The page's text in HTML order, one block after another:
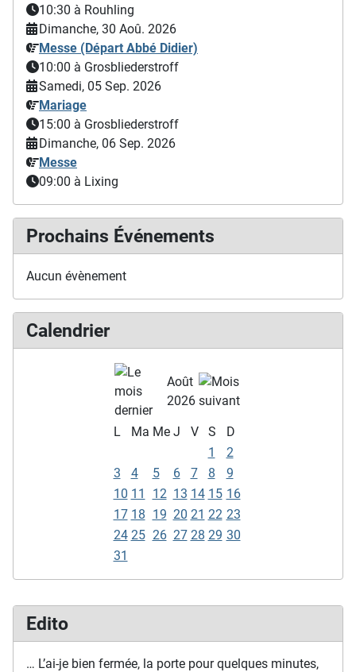
Edito
… L’ai-je bien fermée, la porte pour quelques minutes,
10:30 à Rouhling
Dimanche, 30 Aoû. 2026
Messe (Départ Abbé Didier)
10:00 à Grosbliederstroff
Samedi, 05 Sep. 2026
Mariage
15:00 à Grosbliederstroff
Dimanche, 06 Sep. 2026
Messe
09:00 à Lixing
Prochains Événements
Aucun évènement
Calendrier
Août
2026
L Ma Me J V S
D
1
2
3
4 5 6 7 8
9
10 11 12 13 14 15 16
17 18 19 20 21 22 23
24 25 26 27 28 29 30
31